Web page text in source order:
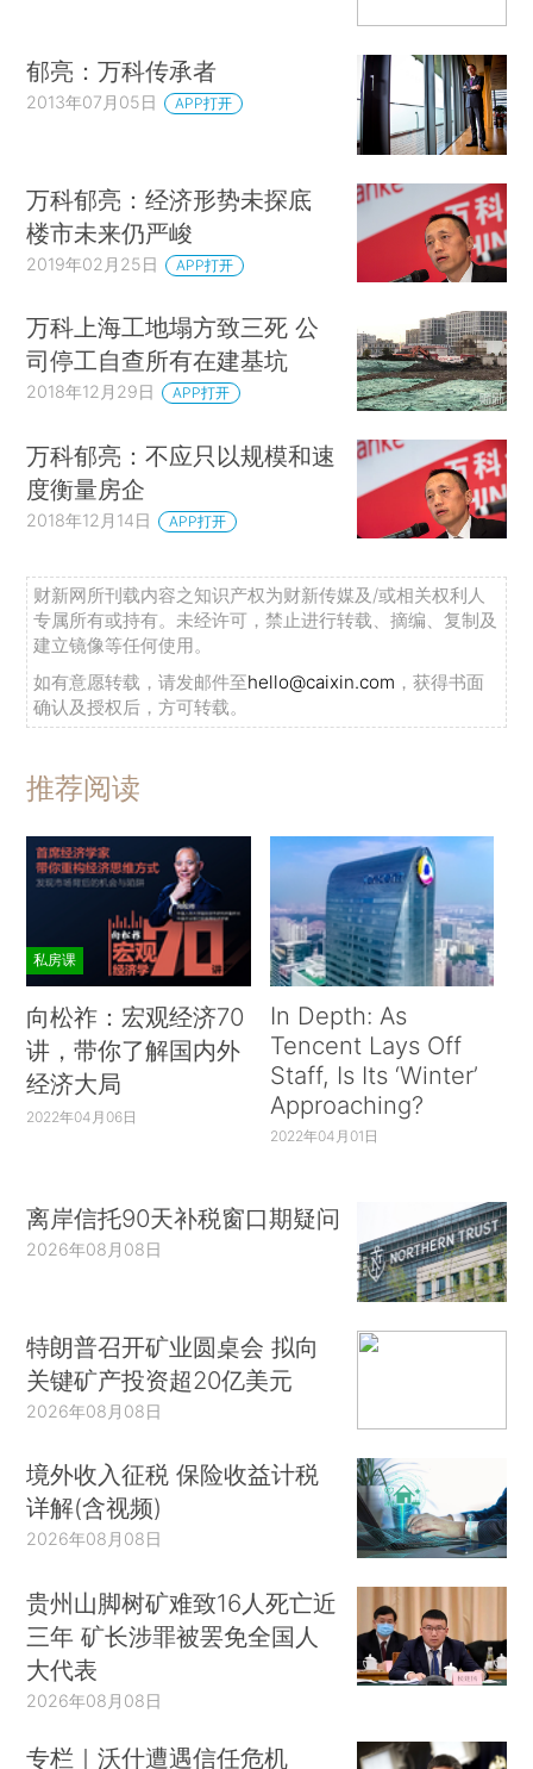
郁亮：万科传承者
2013年07月05日 APP打开
万科郁亮：经济形势未探底
楼市未来仍严峻
2019年02月25日 APP打开
万科上海工地塌方致三死 公
司停工自查所有在建基坑
2018年12月29日 APP打开
万科郁亮：不应只以规模和速
度衡量房企
2018年12月14日 APP打开
财新网所刊载内容之知识产权为财新传媒及/或相关权利人
专属所有或持有。未经许可，禁止进行转载、摘编、复制及
建立镜像等任何使用。
如有意愿转载，请发邮件至hello@caixin.com ，获得书面
确认及授权后，方可转载。
推荐阅读
私房课
向松祚：宏观经济70
讲，带你了解国内外
经济大局
2022年04月06日
In Depth: As
Tencent Lays Off
Staff, Is Its ‘Winter’
Approaching?
2022年04月01日
离岸信托90天补税窗口期疑问
2026年08月08日
特朗普召开矿业圆桌会 拟向
关键矿产投资超20亿美元
2026年08月08日
境外收入征税 保险收益计税
详解(含视频)
2026年08月08日
贵州山脚树矿难致16人死亡近
三年 矿长涉罪被罢免全国人
大代表
2026年08月08日
专栏｜沃什遭遇信任危机